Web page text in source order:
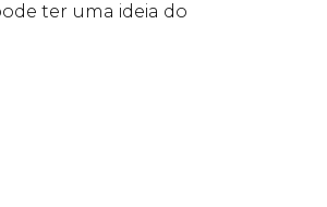
ter uma ideia do